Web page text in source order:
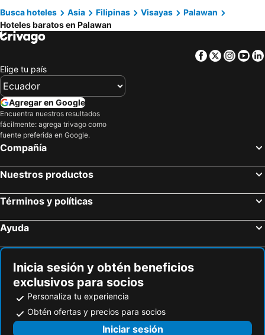
Kawai Duli Bungalows
Sunburn Suites and Rooftop Bar
Noanoa Private Island
Sunlight Hotel Puerto Princesa
Club Noah Isabelle
El Nido Four Seasons Beach Resort
Reddoorz Bunakidz Lodge El Nido Palawan
La Lola
Busca hoteles Asia Filipinas Visayas
Palawan
Hoteles baratos en Palawan
Facebook
Twitter
Elige tu país
Agregar en Google
Encuentra nuestros resultados
fácilmente: agrega trivago como
fuente preferida en Google.
Compañía
Nuestros productos
Términos y políticas
Ayuda
Inicia sesión y obtén beneficios
exclusivos para socios
Personaliza tu experiencia
Obtén ofertas y precios para socios
Iniciar sesión